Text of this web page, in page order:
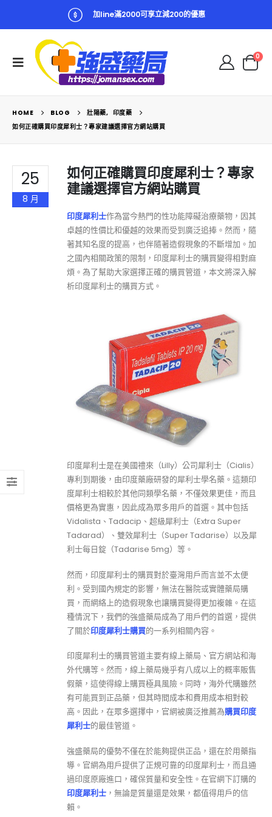
加line滿2000可享立減200的優惠
0
HOME BLOG 壯陽藥, 印度藥
如何正確購買印度犀利士？專家建議選擇官方網站購買
25
8 月
如何正確購買印度犀利士？專家
建議選擇官方網站購買
印度犀利士作為當今熱門的性功能障礙治療藥物，因其
卓越的性價比和優越的效果而受到廣泛追捧。然而，隨
著其知名度的提高，也伴隨著造假現象的不斷增加。加
之國內相關政策的限制，印度犀利士的購買變得相對麻
煩。為了幫助大家選擇正確的購買管道，本文將深入解
析印度犀利士的購買方式。
印度犀利士是在美國禮來（Lilly）公司犀利士（Cialis）
專利到期後，由印度藥廠研發的犀利士學名藥。這類印
度犀利士相較於其他同類學名藥，不僅效果更佳，而且
價格更為實惠，因此成為眾多用戶的首選。其中包括
Vidalista、Tadacip、超級犀利士（Extra Super
Tadarad）、雙效犀利士（Super Tadarise）以及犀
利士每日錠（Tadarise 5mg）等。
然而，印度犀利士的購買對於臺灣用戶而言並不太便
利。受到國內規定的影響，無法在醫院或實體藥局購
買，而網絡上的造假現象也讓購買變得更加複雜。在這
種情況下，我們的強盛藥局成為了用戶們的首選，提供
了關於印度犀利士購買的一系列相關內容。
印度犀利士的購買管道主要有線上藥局、官方網站和海
外代購等。然而，線上藥局幾乎有八成以上的概率販售
假藥，這使得線上購買極具風險。同時，海外代購雖然
有可能買到正品藥，但其時間成本和費用成本相對較
高。因此，在眾多選擇中，官網被廣泛推薦為購買印度
犀利士的最佳管道。
強盛藥局的優勢不僅在於能夠提供正品，還在於用藥指
導。官網為用戶提供了正規可靠的印度犀利士，而且通
過印度原廠進口，確保質量和安全性。在官網下訂購的
印度犀利士 ，無論是質量還是效果，都值得用戶的信
賴。